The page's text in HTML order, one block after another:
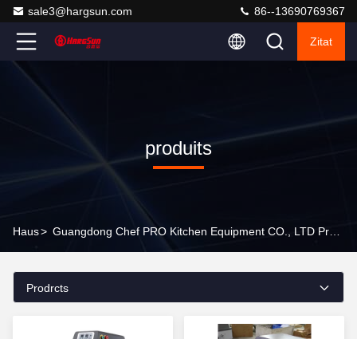
sale3@hargsun.com 86--13690769367
Zitat
produits
Haus>
Prodrcts